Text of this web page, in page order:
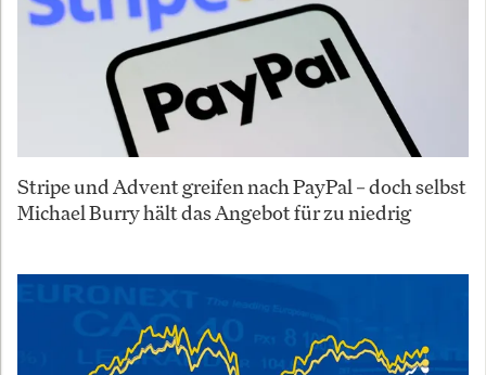
Stripe und Advent greifen nach PayPal – doch selbst
Michael Burry hält das Angebot für zu niedrig